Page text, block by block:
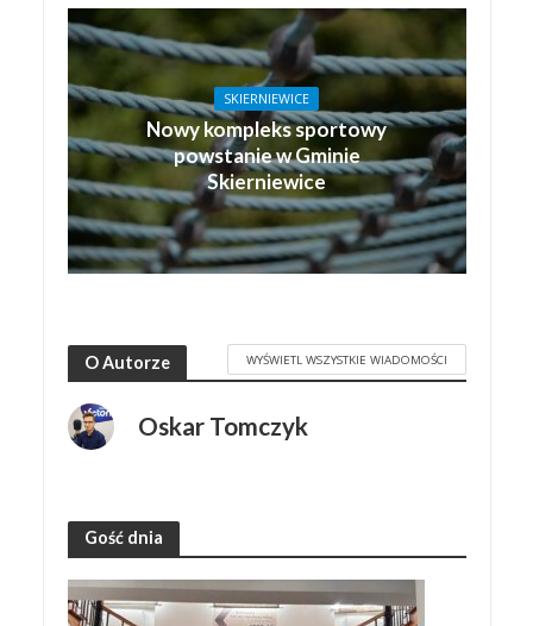
SKIERNIEWICE
Nowy kompleks sportowy
powstanie w Gminie
Skierniewice
O Autorze WYŚWIETL WSZYSTKIE WIADOMOŚCI
Oskar Tomczyk
Gość dnia